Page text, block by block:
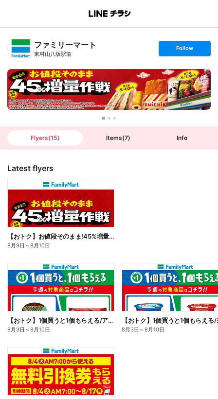
B
n
T
ファミリーマート
東村山八坂駅前
s
t
o
l
l
o
w
Follow
Flyers(15) Items(7) Info
Latest flyers
【おトク】お値段そのまま!45%増量作戦!
8月9日 ～8月10日
【おトク】1個買うと1個もらえる/アイス
8月3日 ～8月10日 8月3日 ～8月10日